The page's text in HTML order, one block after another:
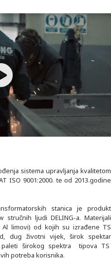
sistema upravljanja kvalitetom
ISO 9001:2000. te od 2013.godine
stanica je produkt
ljudi DELING-a. Materijali
limovi) od kojih su izrađene TS
dug životni vijek, širok spektar
širokog spektra tipova TS
potreba korisnika.